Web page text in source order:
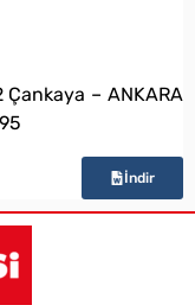
Çankaya – ANKARA
İndir